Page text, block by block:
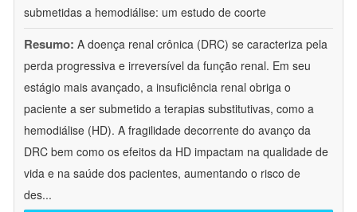
submetidas a hemodiálise: um estudo de coorte
Resumo: A doença renal crônica (DRC) se caracteriza pela
perda progressiva e irreversível da função renal. Em seu
estágio mais avançado, a insuficiência renal obriga o
paciente a ser submetido a terapias substitutivas, como a
hemodiálise (HD). A fragilidade decorrente do avanço da
DRC bem como os efeitos da HD impactam na qualidade de
vida e na saúde dos pacientes, aumentando o risco de
des...